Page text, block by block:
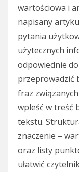
wartościowa i
napisany
pytania
użytecznych
odpowiednie
przeprowadzić
fraz
wpleść w treść
tekstu.
znaczenie –
oraz listy
ułatwić